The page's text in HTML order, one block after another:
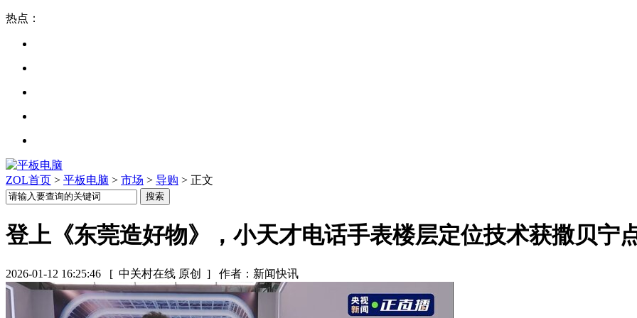
热点：
ZOL首页 > 平板电脑 > 市场 > 导购 > 正文
登上《东莞造好物》，小天才电话手表楼层定位技术获撒贝宁
2026-01-12 16:25:46 [ 中关村在线 原创 ] 作者：新闻快讯